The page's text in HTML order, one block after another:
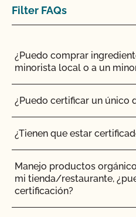
¿Tienen que ser orgánicos
¿Certifica el CCOF los
¿Ofrece el CCOF la
¿Cómo se certifican como
hidropónicos y en
¿Cómo puedo encontrar
certificado?
orgánico?
instalaciones?
¿Cómo afectan el agua y
producto?
Soy exportador, ¿cómo
de importación?
Soy importador, ¿cómo
de importación?
Filter FAQs
¿Puedo comprar
minorista local o a un
¿Puedo certificar un único
¿Tienen que estar
Manejo productos
mi tienda/restaurante,
certificación?